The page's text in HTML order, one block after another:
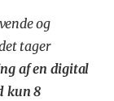
og
tager
af en digital
kun 8